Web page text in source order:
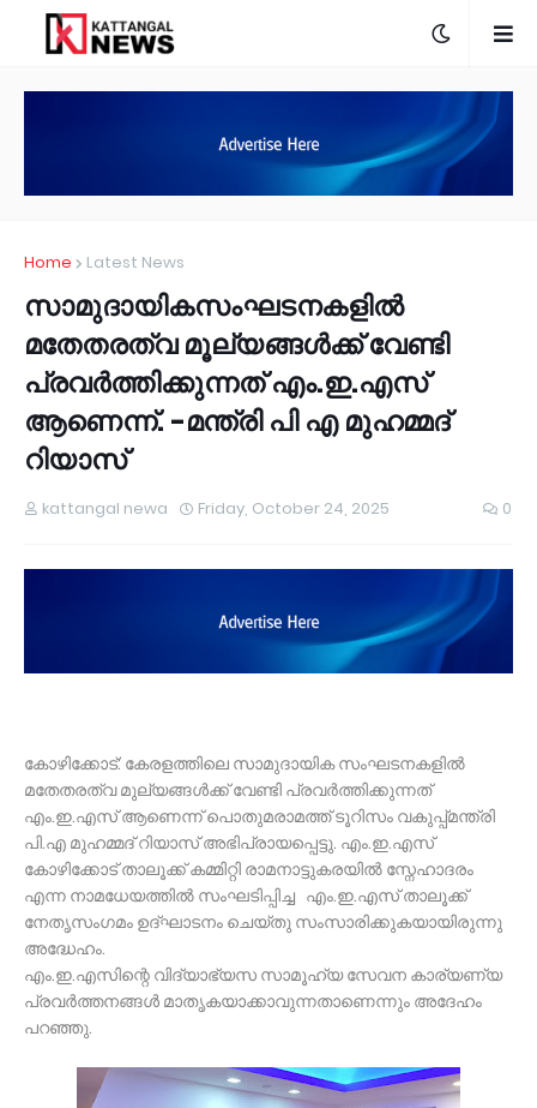
Home Latest News
സാമുദായികസംഘടനകളിൽ
മതേതരത്വ മൂല്യങ്ങൾക്ക് വേണ്ടി
പ്രവർത്തിക്കുന്നത് എം.ഇ.എസ്
ആണെന്ന്. -മന്ത്രി പി എ മുഹമ്മദ്
റിയാസ്
kattangal newa Friday, October 24, 2025 0
കോഴിക്കോട്: കേരളത്തിലെ സാമുദായിക സംഘടനകളിൽ
മതേതരത്വ മുല്യങ്ങൾക്ക് വേണ്ടി പ്രവർത്തിക്കുന്നത്
എം.ഇ.എസ് ആണെന്ന് പൊതുമരാമത്ത് ടൂറിസം വകുപ്പ്മന്ത്രി
പി.എ മുഹമ്മദ് റിയാസ് അഭിപ്രായപ്പെട്ടു. എം.ഇ.എസ്
കോഴിക്കോട് താലൂക്ക് കമ്മിറ്റി രാമനാട്ടുകരയിൽ സ്നേഹാദരം
എന്ന നാമധേയത്തിൽ സംഘടിപ്പിച്ച എം.ഇ.എസ് താലൂക്ക്
നേതൃസംഗമം ഉദ്ഘാടനം ചെയ്തു സംസാരിക്കുകയായിരുന്നു
അദ്ധേഹം.
എം.ഇ.എസിന്റെ വിദ്യാഭ്യസ സാമൂഹ്യ സേവന കാര്യണ്യ
പ്രവർത്തനങ്ങൾ മാതൃകയാക്കാവുന്നതാണെന്നും അദേഹം
പറഞ്ഞു.